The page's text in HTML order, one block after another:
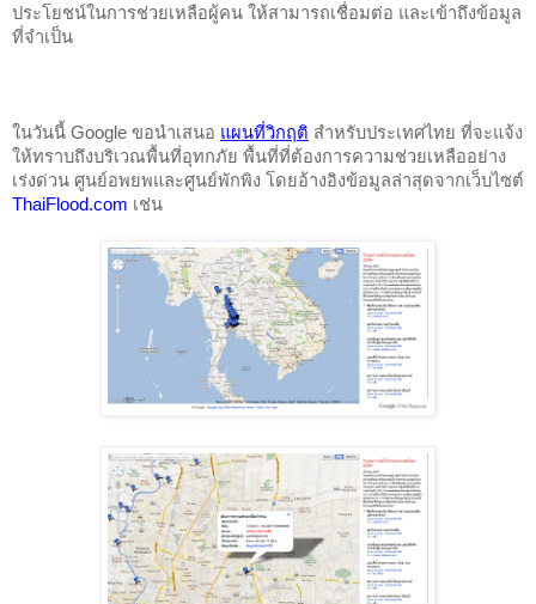
ประโยชน์ในการช่วยเหลือผู้คน ให้สามารถเชื่อมต่อ และเข้าถึงข้อมูล
ที่จำเป็น
ในวันนี้ Google ขอนำเสนอ แผนที่วิกฤติ สำหรับประเทศไทย ที่จะแจ้ง
ให้ทราบถึงบริเวณพื้นที่อุทกภัย พื้นที่ที่ต้องการความช่วยเหลืออย่าง
เร่งด่วน ศูนย์อพยพและศูนย์พักพิง
ThaiFlood.com เช่น